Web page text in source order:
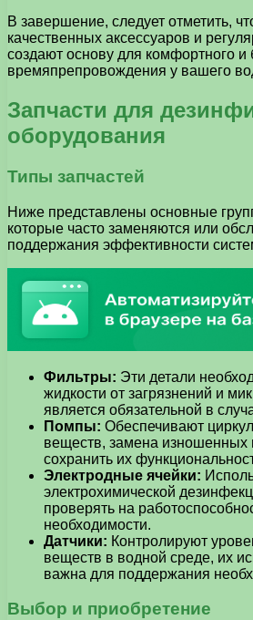
В завершение, следует отметить,
качественных аксессуаров и
создают основу для комфортного и
времяпрепровождения у вашего
Запчасти для
оборудования
Типы запчастей
Ниже представлены основные
которые часто заменяются или
поддержания эффективности
Фильтры: Эти детали
жидкости от загрязнений и
является обязательной в
Помпы: Обеспечивают
веществ, замена изношенных
сохранить их
Электродные ячейки:
электрохимической
проверять на
необходимости.
Датчики: Контролируют
веществ в водной среде, их
важна для поддержания
Выбор и приобретение